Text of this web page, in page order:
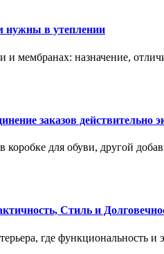
нужны в утеплении
и мембранах: назначение,
заказов действительно
для обуви, другой
Стиль и
где функциональность